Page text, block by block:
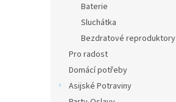
Baterie
Sluchátka
Bezdratové reproduktory
Pro radost
Domácí potřeby
Asijské Potraviny